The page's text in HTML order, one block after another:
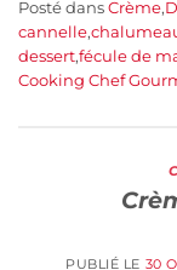
Posté dans Crème,
cannelle,
dessert,fécule de
Cooking Chef
PUBLIÉ LE 30